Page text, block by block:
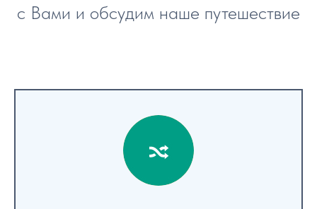
с Вами и обсудим наше путешествие